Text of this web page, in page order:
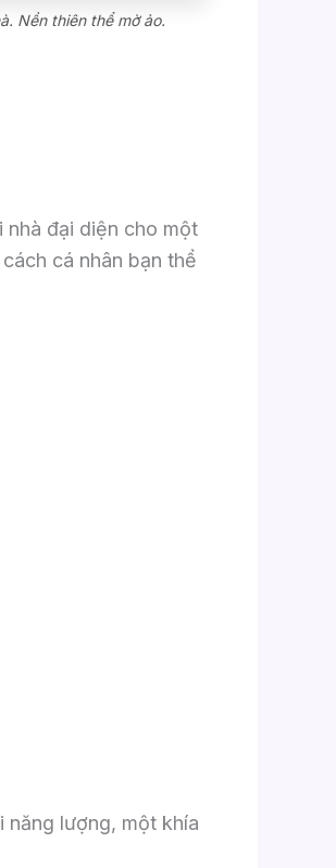
Nền thiên thể mờ ảo.
nhà đại diện cho một
cá nhân bạn thể
năng lượng, một khía